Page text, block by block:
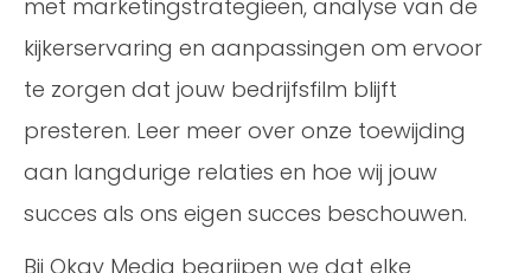
met marketingstrategieën, analyse van de
kijkerservaring en aanpassingen om ervoor
te zorgen dat jouw bedrijfsfilm blijft
presteren. Leer meer over onze toewijding
aan langdurige relaties en hoe wij jouw
succes als ons eigen succes beschouwen.
Bij Okay Media begrijpen we dat elke